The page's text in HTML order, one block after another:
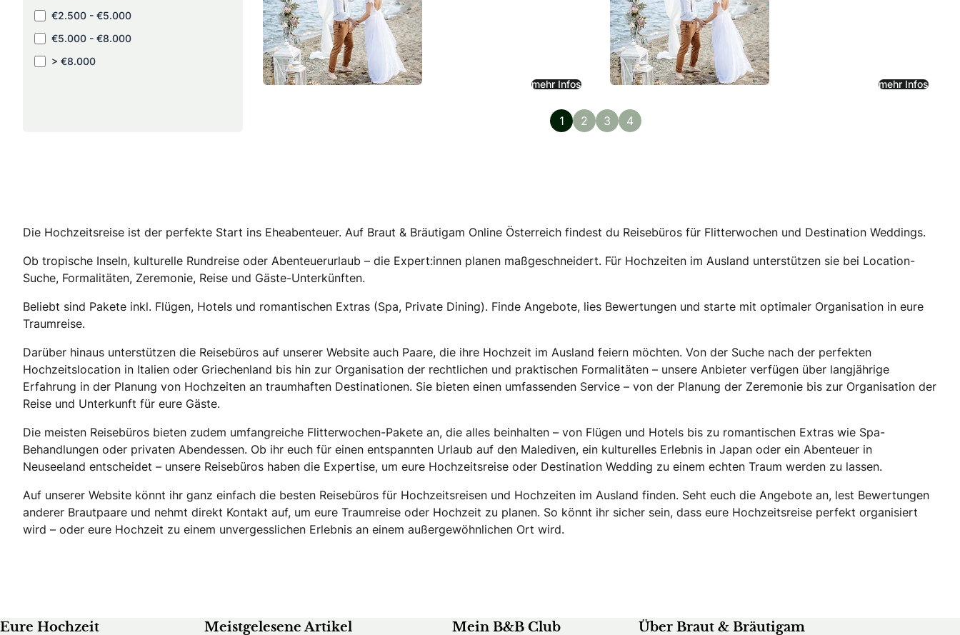
€2.500 - €5.000
€5.000 - €8.000
> €8.000
mehr Infos mehr Infos
1 2 3 4
Die Hochzeitsreise ist der perfekte Start ins Eheabenteuer. Auf Braut & Bräutigam Online Österreich findest du Reisebüros für Flitterwochen und Destination Weddings.
Ob tropische Inseln, kulturelle Rundreise oder Abenteuerurlaub – die Expert:innen planen maßgeschneidert. Für Hochzeiten im Ausland unterstützen sie bei Location-
Suche, Formalitäten, Zeremonie, Reise und Gäste-Unterkünften.
Beliebt sind Pakete inkl. Flügen, Hotels und romantischen Extras (Spa, Private Dining). Finde Angebote, lies Bewertungen und starte mit optimaler Organisation in eure
Traumreise.
Darüber hinaus unterstützen die Reisebüros auf unserer Website auch Paare, die ihre Hochzeit im Ausland feiern möchten. Von der Suche nach der perfekten
Hochzeitslocation in Italien oder Griechenland bis hin zur Organisation der rechtlichen und praktischen Formalitäten – unsere Anbieter verfügen über langjährige
Erfahrung in der Planung von Hochzeiten an traumhaften Destinationen. Sie bieten einen umfassenden Service – von der Planung der Zeremonie bis zur Organisation der
Reise und Unterkunft für eure Gäste.
Die meisten Reisebüros bieten zudem umfangreiche Flitterwochen-Pakete an, die alles beinhalten – von Flügen und Hotels bis zu romantischen Extras wie Spa-
Behandlungen oder privaten Abendessen. Ob ihr euch für einen entspannten Urlaub auf den Malediven, ein kulturelles Erlebnis in Japan oder ein Abenteuer in
Neuseeland entscheidet – unsere Reisebüros haben die Expertise, um eure Hochzeitsreise oder Destination Wedding zu einem echten Traum werden zu lassen.
Auf unserer Website könnt ihr ganz einfach die besten Reisebüros für Hochzeitsreisen und Hochzeiten im Ausland finden. Seht euch die Angebote an, lest Bewertungen
anderer Brautpaare und nehmt direkt Kontakt auf, um eure Traumreise oder Hochzeit zu planen. So könnt ihr sicher sein, dass eure Hochzeitsreise perfekt organisiert
wird – oder eure Hochzeit zu einem unvergesslichen Erlebnis an einem außergewöhnlichen Ort wird.
Eure Hochzeit Meistgelesene Artikel Mein B&B Club Über Braut & Bräutigam